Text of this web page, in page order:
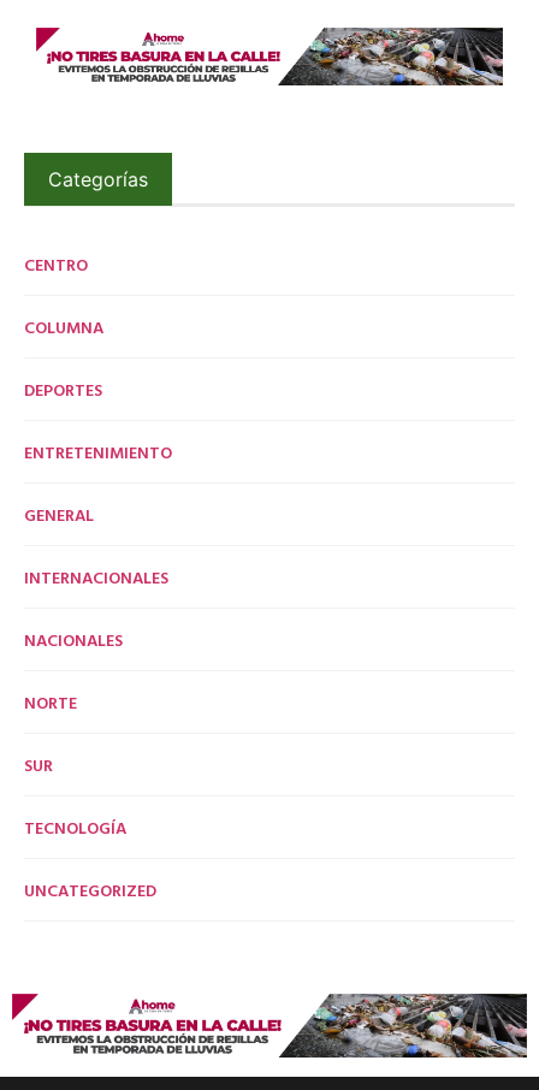
Categorías
CENTRO
COLUMNA
DEPORTES
ENTRETENIMIENTO
GENERAL
INTERNACIONALES
NACIONALES
NORTE
SUR
TECNOLOGÍA
UNCATEGORIZED